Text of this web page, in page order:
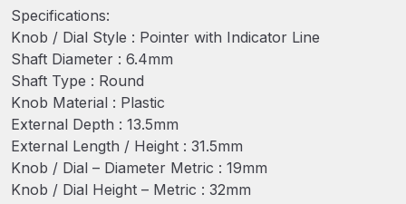
Specifications:
Knob / Dial Style : Pointer with Indicator Line
Shaft Diameter : 6.4mm
Shaft Type : Round
Knob Material : Plastic
External Depth : 13.5mm
External Length / Height : 31.5mm
Knob / Dial – Diameter Metric : 19mm
Knob / Dial Height – Metric : 32mm